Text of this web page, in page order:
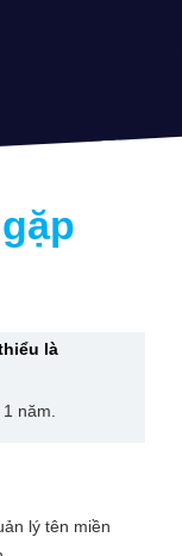
là
năm.
lý tên miền